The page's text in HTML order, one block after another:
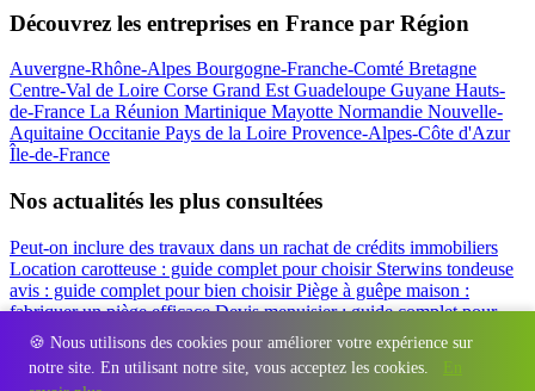
🍪 Nous utilisons des cookies pour améliorer votre expérience sur
notre site. En utilisant notre site, vous acceptez les cookies.
En
Découvrez les entreprises en France par Région
Auvergne-Rhône-Alpes Bourgogne-Franche-Comté Bretagne
Centre-Val de Loire Corse Grand EstGuadeloupe Guyane Hauts-
de-France La Réunion Martinique Mayotte Normandie Nouvelle-
Aquitaine Occitanie Pays de la Loire Provence-Alpes-Côte d'Azur
Île-de-France
Nos actualités les plus consultées
Peut-on inclure des travaux dans un rachat de crédits immobiliers
Location carotteuse : guide complet pour choisir Sterwins tondeuse
avis : guide complet pour bien choisirPiège à guêpe maison :
fabriquer un piège efficaceDevis menuisier : guide complet pour
obtenir le meilleur prix
Simulation rachat de crédit : regrouper prêt
travaux et crédits
Régions - Départements - Villes - Entreprises - Marques Contact